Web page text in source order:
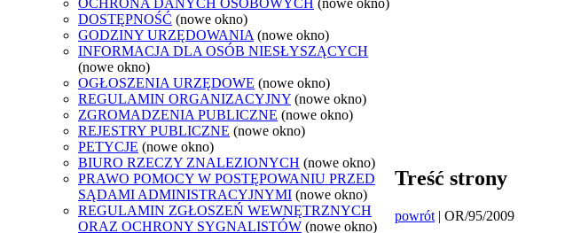
OCHRONA DANYCH OSOBOWYCH (nowe okno)
DOSTĘPNOŚĆ (nowe okno)
GODZINY URZĘDOWANIA (nowe okno)
INFORMACJA DLA OSÓB NIESŁYSZĄCYCH
(nowe okno)
OGŁOSZENIA URZĘDOWE (nowe okno)
REGULAMIN ORGANIZACYJNY (nowe okno)
ZGROMADZENIA PUBLICZNE (nowe okno)
REJESTRY PUBLICZNE (nowe okno)
PETYCJE (nowe okno)
BIURO RZECZY ZNALEZIONYCH (nowe okno)
PRAWO POMOCY W POSTĘPOWANIU PRZED
SĄDAMI ADMINISTRACYJNYMI (nowe okno)
REGULAMIN ZGŁOSZEŃ WEWNĘTRZNYCH
ORAZ OCHRONY SYGNALISTÓW (nowe okno)
Treść strony
powrót | OR/95/2009